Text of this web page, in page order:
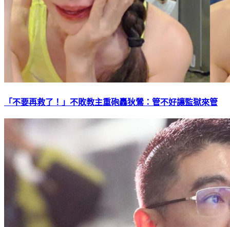
「不要再救了！」不敗教主重砲轟狄鶯：管不好讓監獄來管